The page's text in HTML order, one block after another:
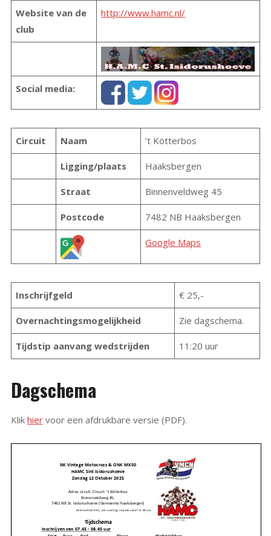
Website van de
club
http://www.hamc.nl/
Social media:
Circuit Naam ’t Kötterbos
Ligging/plaats Haaksbergen
Straat Binnenveldweg 45
Postcode 7482 NB Haaksbergen
Google Maps
Inschrijfgeld € 25,-
Overnachtingsmogelijkheid Zie dagschema.
Tijdstip aanvang wedstrijden 11:20 uur
Dagschema
Klik hiervoor een afdrukbare versie (PDF).